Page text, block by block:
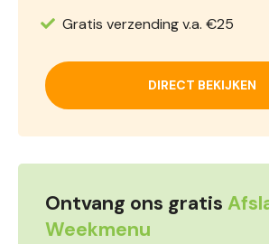
Gratis verzending v.a. €25
DIRECT BEKIJKEN
Ontvang ons gratis
Weekmenu